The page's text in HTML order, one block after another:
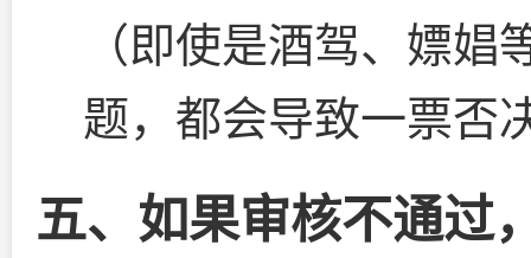
（即使是酒驾、嫖
题，都会导致一票否
五、如果审核不通过